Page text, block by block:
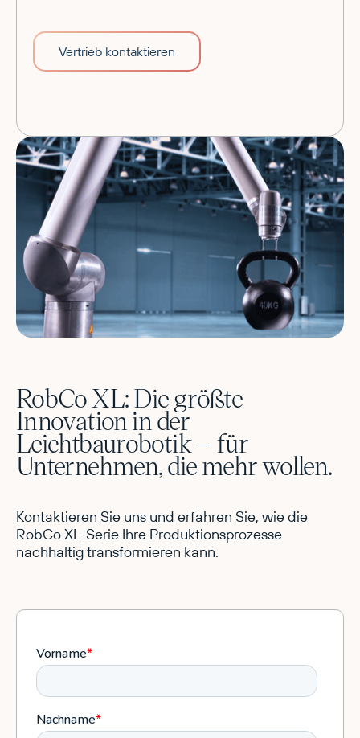
Vertrieb kontaktieren
RobCo XL: Die größte
Innovation in der
Leichtbaurobotik – für
Unternehmen, die mehr wollen.
Kontaktieren Sie uns und erfahren Sie, wie die
RobCo XL-Serie Ihre Produktionsprozesse
nachhaltig transformieren kann.